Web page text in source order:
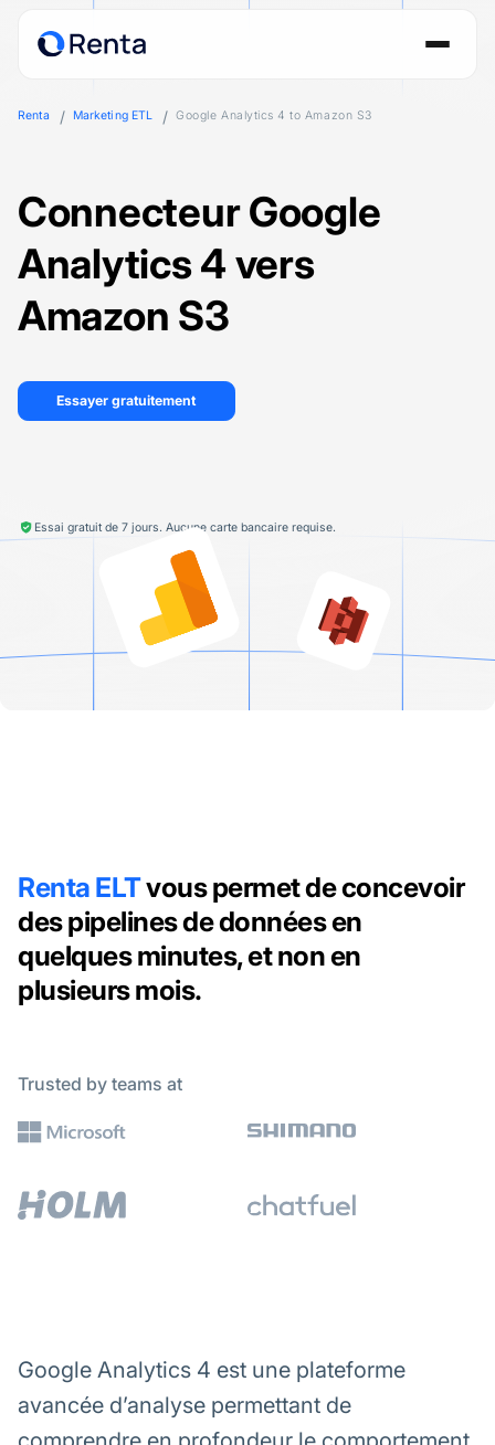
Renta Marketing ETL Google Analytics 4 to Amazon S3
Connecteur Google
Analytics 4 vers
Amazon S3
Essayer gratuitement
Essai gratuit de 7 jours. Aucune carte bancaire requise.
Renta ELTvous permet de concevoir
des pipelines de données en
quelques minutes, et non en
plusieurs mois.
Trusted by teams at
Google Analytics 4 est une plateforme
avancée d’analyse permettant de